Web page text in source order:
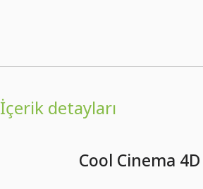
İçerik detayları
Cool Cinema